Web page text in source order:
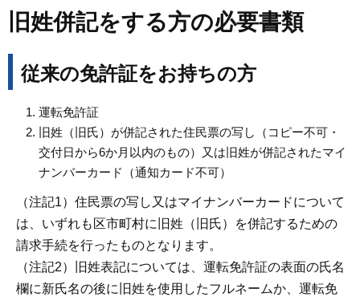
旧姓併記をする方の必要書類
従来の免許証をお持ちの方
運転免許証
旧姓（旧氏）が併記された住民票の写し（コピー不可・
交付日から6か月以内のもの）又は旧姓が併記されたマイ
ナンバーカード（通知カード不可）
（注記1）住民票の写し又はマイナンバーカードについて
は、いずれも区市町村に旧姓（旧氏）を併記するための
請求手続を行ったものとなります。
（注記2）旧姓表記については、運転免許証の表面の氏名
欄に新氏名の後に旧姓を使用したフルネームか、運転免